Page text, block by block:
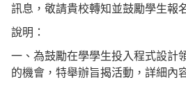
訊息，敬請貴校轉知並鼓勵學生報
說明：
一、為鼓勵在學學生投入程式設計
的機會，特舉辦旨揭活動，詳細內